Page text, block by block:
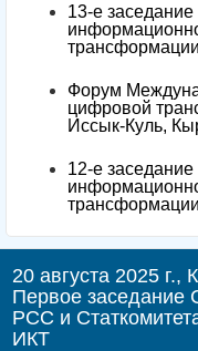
13-е
Форум
цифровой
Иссык-Куль,
12-е
20 августа 2025 г.,
Первое заседание
РСС и
ИКТ